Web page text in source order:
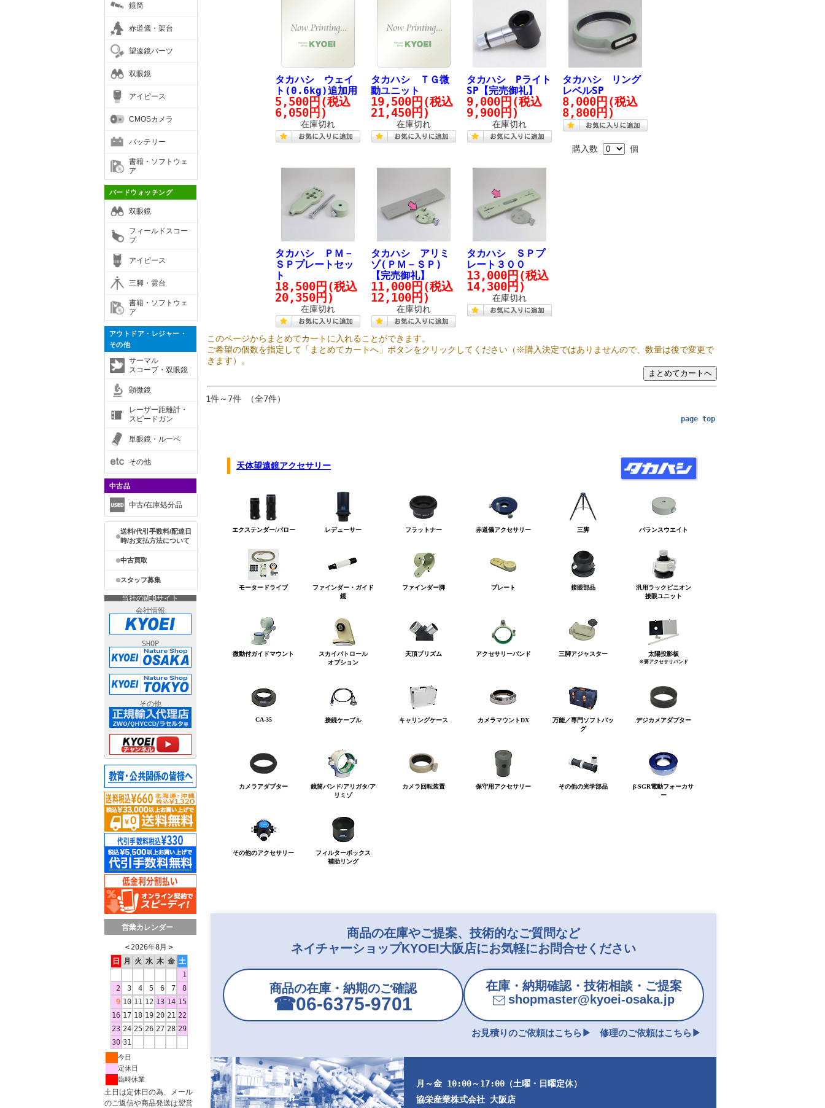
鏡筒
赤道儀・架台
望遠鏡パーツ
双眼鏡
アイピース
CMOSカメラ
バッテリー
書籍・ソフトウェ
ア
バードウォッチング
双眼鏡
フィールドスコー
プ
アイピース
三脚・雲台
書籍・ソフトウェ
ア
アウトドア・レジャー・
その他
サーマル
スコープ・双眼鏡
顕微鏡
レーザー距離計・
スピードガン
単眼鏡・ルーペ
その他
中古品
中古/在庫処分品
送料/代引手数料/配達日
時/お支払方法について
中古買取
スタッフ募集
当社のWEBサイト
会社情報
SHOP
その他
営業カレンダー
＜ 2026年8月 ＞
日
月 火 水 木 金 土
1
2
3 4 5 6 7
8
9 10 11 12 13 14 15
16 17 18 19 20 21 22
23 24 25 26 27 28 29
30 31
今日
定休日
臨時休業
土日は定休日の為、メール
のご返信や商品発送は翌営
タカハシ ウェイ
ト(0.6kg)追加用
5,500円 (税込
6,050円)
在庫切れ
タカハシ ＴＧ微
動ユニット
19,500円 (税込
21,450円)
在庫切れ
タカハシ Pライト
SP【完売御礼】
9,000円 (税込
9,900円)
在庫切れ
タカハシ リング
レベルSP
8,000円 (税込
8,800円)
購入数 個
タカハシ ＰＭ－
ＳＰプレートセッ
ト
18,500円 (税込
20,350円)
在庫切れ
タカハシ アリミ
ゾ(ＰＭ－ＳＰ)
【完売御礼】
11,000円 (税込
12,100円)
在庫切れ
タカハシ ＳＰプ
レート３００
13,000円 (税込
14,300円)
在庫切れ
このページからまとめてカートに入れることができます。
ご希望の個数を指定して「まとめてカートへ」ボタンをクリックしてください（※購入決定ではありませんので、数量は後で変更で
きます）。
1件～7件 （全7件）
page top
商品の在庫やご提案、技術的なご質問など
ネイチャーショップKYOEI大阪店にお気軽にお問合せください
商品の在庫・納期のご確認
☎︎06-6375-9701
在庫・納期確認・技術相談・ご提案
shopmaster@kyoei-osaka.jp
お見積りのご依頼はこちら▶︎ 修理のご依頼はこちら▶︎
月～金 10:00～17:00（土曜・日曜定休）
協栄産業株式会社 大阪店